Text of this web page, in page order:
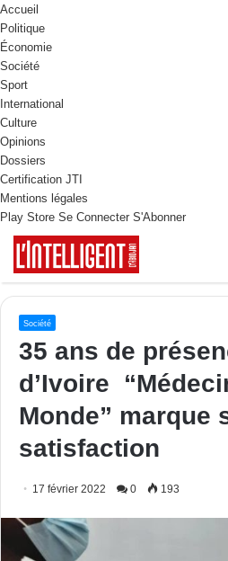
Accueil
Politique
Économie
Société
Sport
International
Culture
Opinions
Dossiers
Certification JTI
Mentions légales
Play Store Se Connecter S'Abonner
Société
35 ans de
d’Ivoire
Monde” marque
satisfaction
17 février 2022 0 193